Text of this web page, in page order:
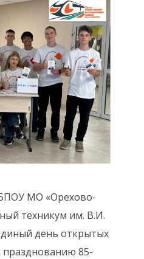
МО «Орехово-
техникум им. В.И.
день открытых
85-